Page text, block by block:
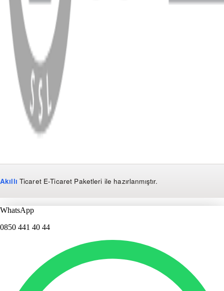
WhatsApp Facebook
Copyright
2026 Dükkan Hifi
Akıllı Ticaret E-Ticaret Paketleri ile hazırlanmıştır.
WhatsApp
0850 441 40 44